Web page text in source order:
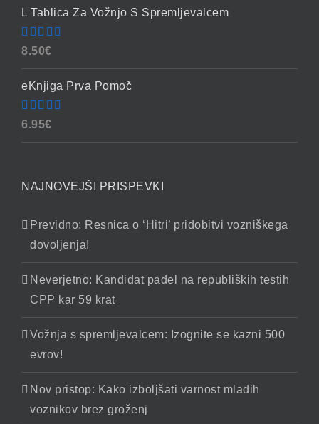
L Tablica Za Vožnjo S Spremljevalcem
Ocenjeno
8.50€
eKnjiga Prva Pomoč
Ocenjeno
6.95€
NAJNOVEJŠI PRISPEVKI
Previdno: Resnica o ‘Hitri’ pridobitvi vozniškega
dovoljenja!
Neverjetno: Kandidat padel na republiških testih
CPP kar 59 krat
Vožnja s spremljevalcem: Izognite se kazni 500
evrov!
Nov pristop: Kako izboljšati varnost mladih
voznikov brez groženj